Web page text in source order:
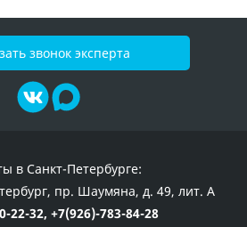
звонок эксперта
в Санкт-Петербурге:
пр. Шаумяна, д. 49, лит. А
22-32, +7(926)-783-84-28